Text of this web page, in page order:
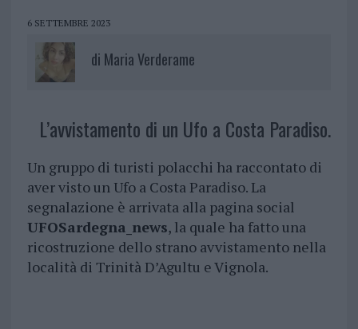
6 SETTEMBRE 2023
di Maria Verderame
L’avvistamento di un Ufo a Costa Paradiso.
Un gruppo di turisti polacchi ha raccontato di
aver visto un Ufo a Costa Paradiso. La
segnalazione è arrivata alla pagina social
UFOSardegna_news, la quale ha fatto una
ricostruzione dello strano avvistamento nella
località di Trinità D’Agultu e Vignola.